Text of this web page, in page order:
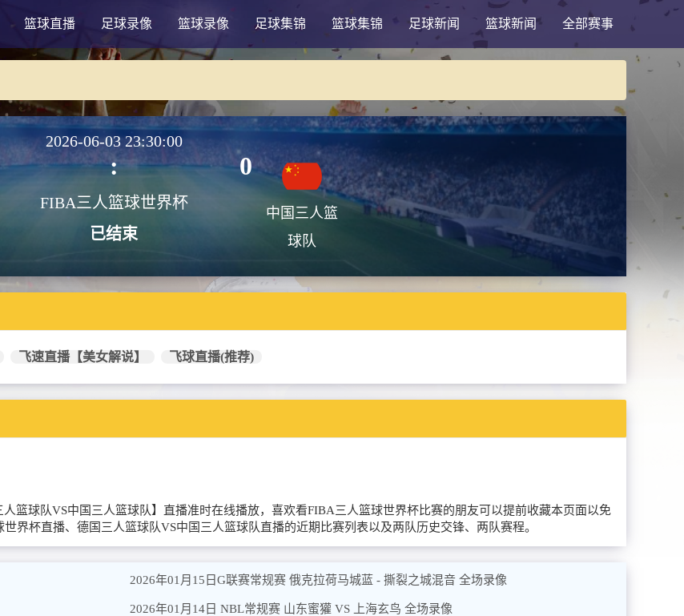
篮球直播 足球录像 篮球录像 足球集锦 篮球集锦 足球新闻 篮球新闻 全部赛事
2026-06-03 23:30:00
: 0
FIBA三人篮球世界杯
已结束
中国三人篮
球队
飞速直播【美女解说】 飞球直播(推荐)
篮球队VS中国三人篮球队】直播准时在线播放，喜欢看FIBA三人篮球世界杯比赛的朋友可以提前收藏本页面以免
界杯直播、德国三人篮球队VS中国三人篮球队直播的近期比赛列表以及两队历史交锋、两队赛程。
2026年01月15日G联赛常规赛 俄克拉荷马城蓝 - 撕裂之城混音 全场录像
2026年01月14日 NBL常规赛 山东蜜獾 VS 上海玄鸟 全场录像